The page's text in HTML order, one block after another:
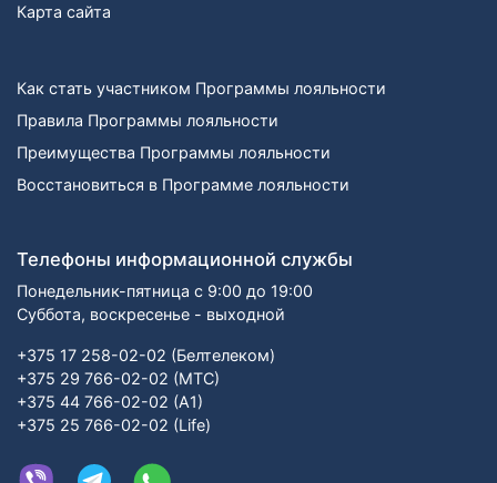
Карта сайта
Как стать участником Программы лояльности
Правила Программы лояльности
Преимущества Программы лояльности
Восстановиться в Программе лояльности
Телефоны информационной службы
Понедельник-пятница с 9:00 до 19:00
Суббота, воскресенье - выходной
+375 17 258-02-02 (Белтелеком)
+375 29 766-02-02 (МТС)
+375 44 766-02-02 (А1)
+375 25 766-02-02 (Life)